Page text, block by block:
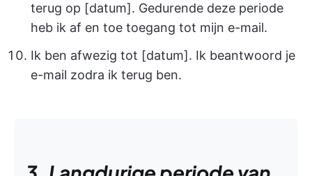
terug op [datum]. Gedurende deze periode
heb ik af en toe toegang tot mijn e-mail.
Ik ben afwezig tot [datum]. Ik beantwoord je
e-mail zodra ik terug ben.